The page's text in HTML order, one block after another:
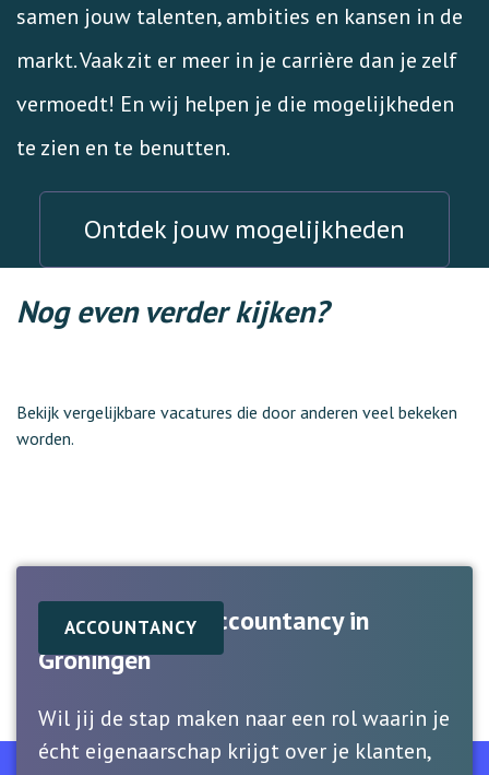
samen jouw talenten, ambities en kansen in de
markt. Vaak zit er meer in je carrière dan je zelf
vermoedt! En wij helpen je die mogelijkheden
te zien en te benutten.
Ontdek jouw mogelijkheden
Nog even verder kijken?
Bekijk vergelijkbare vacatures die door anderen veel bekeken
worden.
ACCOUNTANCY
Manager MKB Accountancy in
Groningen
Wil jij de stap maken naar een rol waarin je
écht eigenaarschap krijgt over je klanten,